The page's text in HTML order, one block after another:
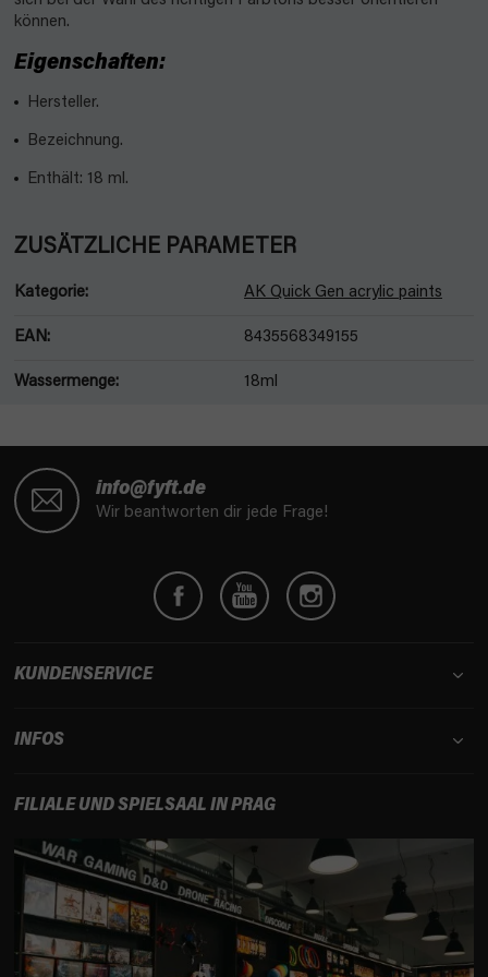
können.
Eigenschaften:
Hersteller.
Bezeichnung.
Enthält: 18 ml.
ZUSÄTZLICHE PARAMETER
Kategorie: AK Quick Gen acrylic paints
EAN: 8435568349155
Wassermenge: 18ml
info@fyft.de
Wir beantworten dir jede Frage!
KUNDENSERVICE
INFOS
FILIALE UND SPIELSAAL IN PRAG